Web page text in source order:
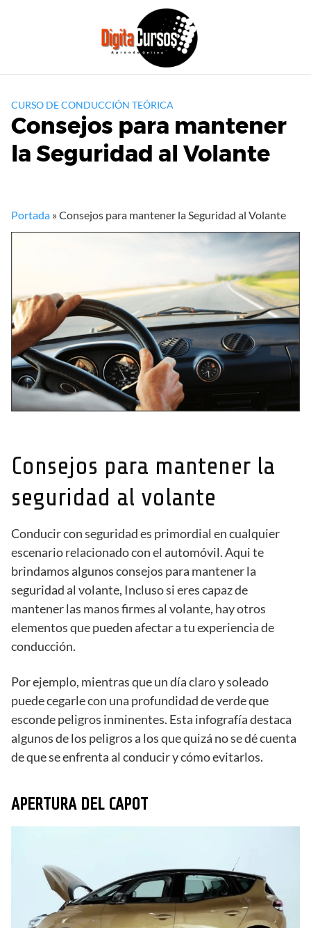
CURSO DE CONDUCCIÓN TEÓRICA
Consejos para mantener
la Seguridad al Volante
Portada »Consejos para mantener la Seguridad al Volante
Consejos para mantener la
seguridad al volante
Conducir con seguridad es primordial en cualquier
escenario relacionado con el automóvil. Aqui te
brindamos algunos consejos para mantener la
seguridad al volante, Incluso si eres capaz de
mantener las manos firmes al volante, hay otros
elementos que pueden afectar a tu experiencia de
conducción.
Por ejemplo, mientras que un día claro y soleado
puede cegarle con una profundidad de verde que
esconde peligros inminentes. Esta infografía destaca
algunos de los peligros a los que quizá no se dé cuenta
de que se enfrenta al conducir y cómo evitarlos.
APERTURA DEL CAPOT